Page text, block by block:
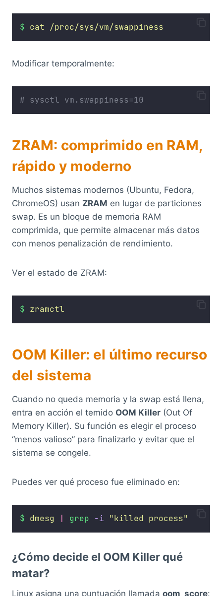
$ cat /proc/sys/vm/swappiness
Modificar temporalmente:
# sysctl vm.swappiness=10
ZRAM: comprimido en RAM,
rápido y moderno
Muchos sistemas modernos (Ubuntu, Fedora,
ChromeOS) usan ZRAM en lugar de particiones
swap. Es un bloque de memoria RAM
comprimida, que permite almacenar más datos
con menos penalización de rendimiento.
Ver el estado de ZRAM:
$ zramctl
OOM Killer: el último recurso
del sistema
Cuando no queda memoria y la swap está llena,
entra en acción el temido OOM Killer (Out Of
Memory Killer). Su función es elegir el proceso
“menos valioso” para finalizarlo y evitar que el
sistema se congele.
Puedes ver qué proceso fue eliminado en:
$ dmesg | grep -i "killed process"
¿Cómo decide el OOM Killer qué
matar?
Linux asigna una puntuación llamada oom_score: